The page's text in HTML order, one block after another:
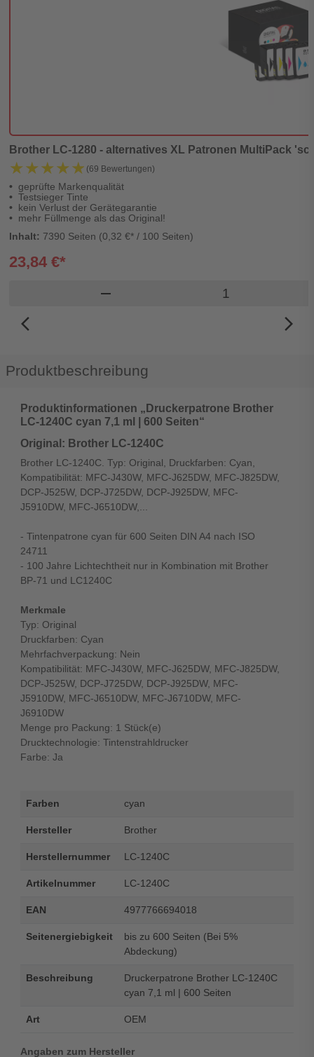
Brother LC-1280 - alternatives XL Patronen MultiPack
★★★★★
★★★★★ (69 Bewertungen)
geprüfte Markenqualität
Testsieger Tinte
kein Verlust der Gerätegarantie
mehr Füllmenge als das Original!
Inhalt: 7390 Seiten (0,32 €* / 100 Seiten)
23,84 €*
remove Produkt
arrow_back_ios_new arrow_forward_ios
Produktbeschreibung
Produktinformationen „Druckerpatrone Brother
LC-1240C cyan 7,1 ml | 600 Seiten“
Original: Brother LC-1240C
Brother LC-1240C. Typ: Original, Druckfarben: Cyan,
Kompatibilität: MFC-J430W, MFC-J625DW, MFC-J825DW,
DCP-J525W, DCP-J725DW, DCP-J925DW, MFC-
J5910DW, MFC-J6510DW,...
- Tintenpatrone cyan für 600 Seiten DIN A4 nach ISO
24711
- 100 Jahre Lichtechtheit nur in Kombination mit Brother
BP-71 und LC1240C
Merkmale
Typ: Original
Druckfarben: Cyan
Mehrfachverpackung: Nein
Kompatibilität: MFC-J430W, MFC-J625DW, MFC-J825DW,
DCP-J525W, DCP-J725DW, DCP-J925DW, MFC-
J5910DW, MFC-J6510DW, MFC-J6710DW, MFC-
J6910DW
Menge pro Packung: 1 Stück(e)
Drucktechnologie: Tintenstrahldrucker
Farbe: Ja
Farben cyan
Hersteller Brother
Herstellernummer LC-1240C
Artikelnummer LC-1240C
EAN 4977766694018
Seitenergiebigkeit
bis zu 600 Seiten (Bei 5%
Abdeckung)
Beschreibung
Druckerpatrone Brother LC-1240C
cyan 7,1 ml | 600 Seiten
Art OEM
Angaben zum Hersteller